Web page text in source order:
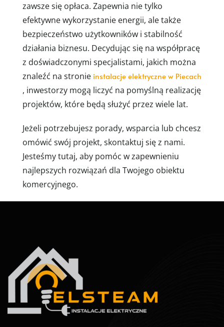
zawsze się opłaca. Zapewnia nie tylko
efektywne wykorzystanie energii, ale także
bezpieczeństwo użytkowników i stabilność
działania biznesu. Decydując się na współpracę
z doświadczonymi specjalistami, jakich można
znaleźć na stronie instalacje elektryczne w Piecach
, inwestorzy mogą liczyć na pomyślną realizację
projektów, które będą służyć przez wiele lat.
Jeżeli potrzebujesz porady, wsparcia lub chcesz
omówić swój projekt, skontaktuj się z nami.
Jesteśmy tutaj, aby pomóc w zapewnieniu
najlepszych rozwiązań dla Twojego obiektu
komercyjnego.